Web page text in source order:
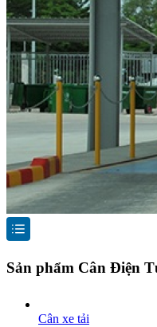
Sản phẩm Cân Điện
Cân xe tải